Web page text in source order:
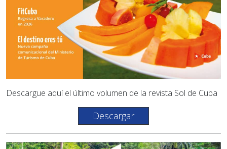
Descargue aquí el último volumen de la revista Sol de Cuba
Descargar